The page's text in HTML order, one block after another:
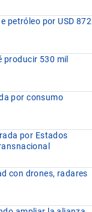
petróleo por USD 872
producir 530 mil
por consumo
por Estados
con drones, radares